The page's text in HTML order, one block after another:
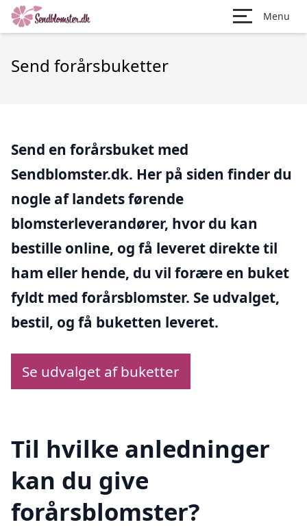
Menu
Send forårsbuketter
Send en forårsbuket med
Sendblomster.dk. Her på siden finder du
nogle af landets førende
blomsterleverandører, hvor du kan
bestille online, og få leveret direkte til
ham eller hende, du vil forære en buket
fyldt med forårsblomster. Se udvalget,
bestil, og få buketten leveret.
Se udvalget af buketter
Til hvilke anledninger
kan du give
forårsblomster?